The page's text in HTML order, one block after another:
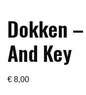
Dokken
And Key
€ 8,00